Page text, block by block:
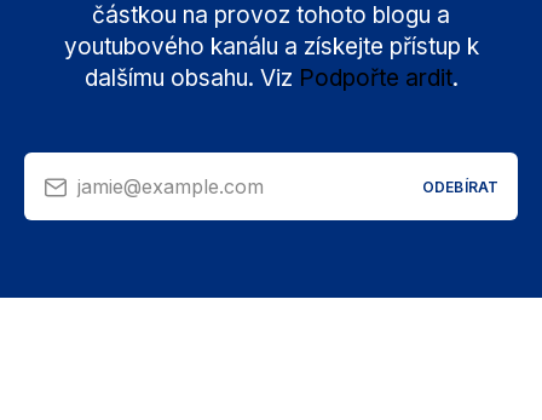
částkou na provoz tohoto blogu a
youtubového kanálu a získejte přístup k
dalšímu obsahu. Viz Podpořte ardit.
jamie@example.com ODEBÍRAT